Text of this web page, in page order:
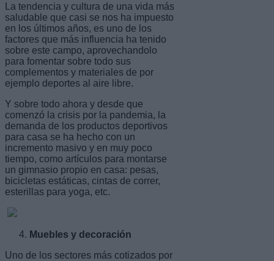
La tendencia y cultura de una vida más
saludable que casi se nos ha impuesto
en los últimos años, es uno de los
factores que más influencia ha tenido
sobre este campo, aprovechandolo
para fomentar sobre todo sus
complementos y materiales de por
ejemplo deportes al aire libre.
Y sobre todo ahora y desde que
comenzó la crisis por la pandemia, la
demanda de los productos deportivos
para casa se ha hecho con un
incremento masivo y en muy poco
tiempo, como artículos para montarse
un gimnasio propio en casa: pesas,
bicicletas estáticas, cintas de correr,
esterillas para yoga, etc.
Muebles y decoración
Uno de los sectores más cotizados por